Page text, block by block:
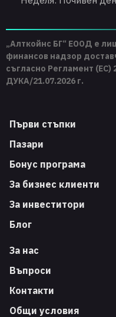
„Алткойнс БГ“ ЕООД е
финансов надзор
съгласно Регламент (ЕС)
ДУКА/21.07.2026 г.
Първи стъпки
Пазари
Бонус програма
За бизнес клиенти
За инвеститори
Блог
За нас
Въпроси
Контакти
Общи условия